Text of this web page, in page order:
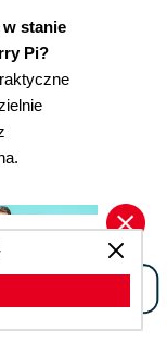
stanie
Pi?